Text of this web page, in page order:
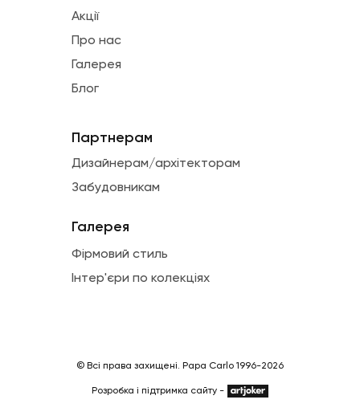
Акції
Про нас
Галерея
Блог
Партнерам
Дизайнерам/архітекторам
Забудовникам
Галерея
Фірмовий стиль
Інтер'єри по колекціях
© Всі права захищені. Papa Carlo 1996-2026
Розробка і підтримка сайту -